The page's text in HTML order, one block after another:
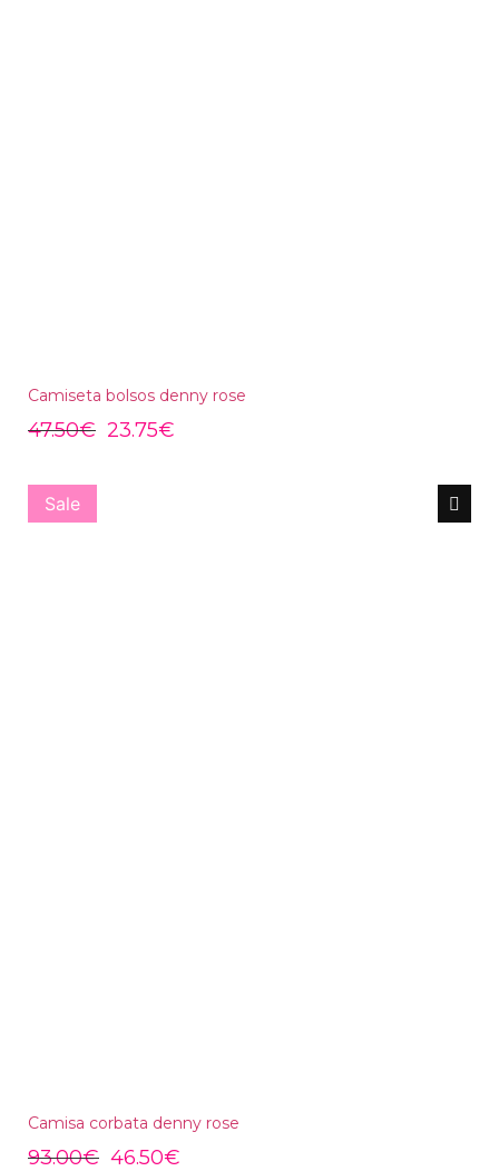
Camiseta bolsos denny rose
47.50€ 23.75€
Sale
Camisa corbata denny rose
93.00€ 46.50€